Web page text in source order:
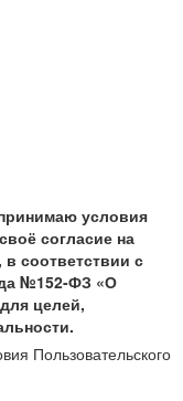
условия
согласие на
соответствии с
№152-ФЗ «О
целей,
Пользовательского